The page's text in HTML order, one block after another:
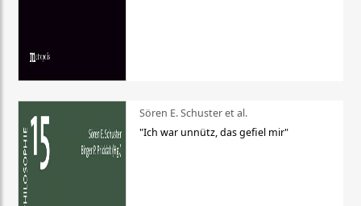
Sören E. Schuster et al.
"Ich war unnütz, das gefiel mir"